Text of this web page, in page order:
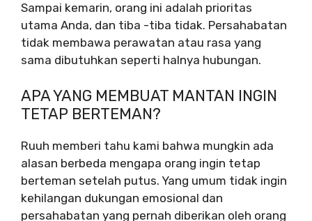
Sampai kemarin, orang ini adalah prioritas
utama Anda, dan tiba -tiba tidak. Persahabatan
tidak membawa perawatan atau rasa yang
sama dibutuhkan seperti halnya hubungan.
APA YANG MEMBUAT MANTAN INGIN
TETAP BERTEMAN?
Ruuh memberi tahu kami bahwa mungkin ada
alasan berbeda mengapa orang ingin tetap
berteman setelah putus. Yang umum tidak ingin
kehilangan dukungan emosional dan
persahabatan yang pernah diberikan oleh orang